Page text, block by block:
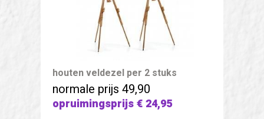
houten veldezel per 2 stuks
normale prijs 49,90
opruimingsprijs€ 24,95